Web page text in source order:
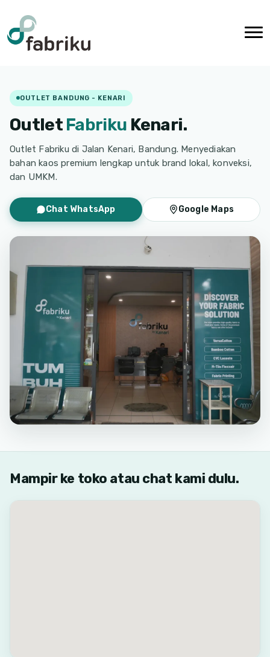
OUTLET BANDUNG - KENARI
Outlet Fabriku Kenari.
Outlet Fabriku di Jalan Kenari, Bandung. Menyediakan
bahan kaos premium lengkap untuk brand lokal, konveksi,
dan UMKM.
Chat WhatsApp Google Maps
Mampir ke toko atau chat kami dulu.